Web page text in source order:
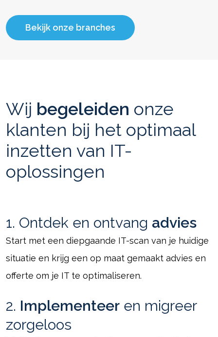
Bekijk onze branches
Wij begeleiden onze
klanten bij het optimaal
inzetten van IT-
oplossingen
1. Ontdek en ontvang advies
Start met een diepgaande IT-scan van je huidige
situatie en krijg een op maat gemaakt advies en
offerte om je IT te optimaliseren.
2. Implementeer en migreer
zorgeloos